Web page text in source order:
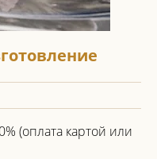
(оплата картой или